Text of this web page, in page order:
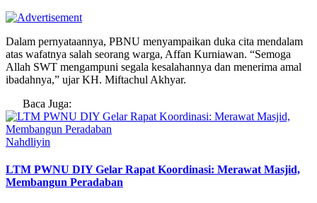
Dalam pernyataannya, PBNU menyampaikan duka cita mendalam
atas wafatnya salah seorang warga, Affan Kurniawan. “Semoga
Allah SWT mengampuni segala kesalahannya dan menerima amal
ibadahnya,” ujar KH. Miftachul Akhyar.
Baca Juga:
Nahdliyin
LTM PWNU DIY Gelar Rapat Koordinasi: Merawat Masjid,
Membangun Peradaban